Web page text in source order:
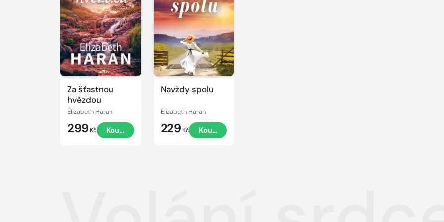
Za šťastnou
hvězdou
Elizabeth Haran
299 Kč Koupit
Navždy spolu
Elizabeth Haran
229 Kč Koupit